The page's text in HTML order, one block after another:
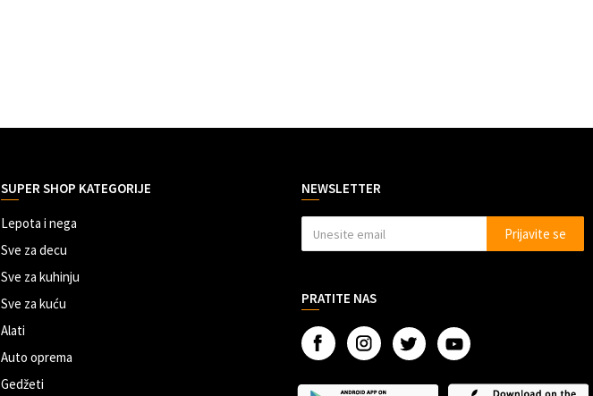
SUPER SHOP KATEGORIJE
Lepota i nega
Sve za decu
Sve za kuhinju
Sve za kuću
Alati
Auto oprema
Gedžeti
NEWSLETTER
Prijavite se
PRATITE NAS